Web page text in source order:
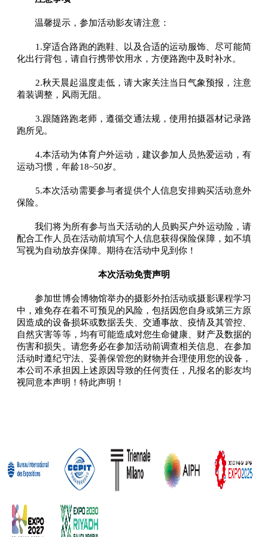
温馨提示，参加活动影友请注意：
1.穿适合路跑的跑鞋、以及合适的运动服饰、尽可能简
化出行背包，请自行携带饮用水，方便路跑中及时补水。
2.秋天晨起温度走低，请大家关注当日气象预报，注意
着装调整，风雨无阻。
3.跟随路跑老师，遵循交通法规，使用拍摄器材记录路
跑所见。
4.本活动为体育户外运动，建议参加人员热爱运动，有
运动习惯，年龄18~50岁。
5.本次活动需要参与者提供个人信息安排购买活动意外
保险。
我们将为所有参与当天活动的人员购买户外运动险，请
配合工作人员在活动前填写个人信息获得保险保障，如不填
写视为自动放弃保障。期待在活动中见到你！
本次活动免责声明
参加世博会博物馆举办的摄影外拍活动或摄影课程学习
中，难免存在着不可预见的风险，包括因您自身或第三方原
因造成的设备损坏或数据丢失、交通事故、疫情及其管控、
自然灾害等等，均有可能造成对您生命健康、财产及数据的
伤害和损失。请您务必在参加活动前调查相关信息、在参加
活动时遵纪守法、妥善保管您的财物并合理使用您的设备，
本公司不承担因上述原因导致的任何责任，凡报名的影友均
视同意本声明！特此声明！